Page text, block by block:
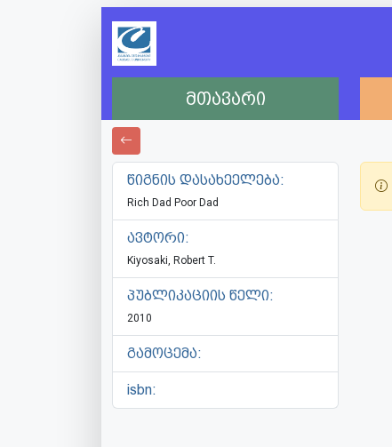
მთავარი
წიგნის დასახეელება:
Rich Dad Poor Dad
ავტორი:
Kiyosaki, Robert T.
პუბლიკაციის წელი:
2010
გამოცემა:
isbn: